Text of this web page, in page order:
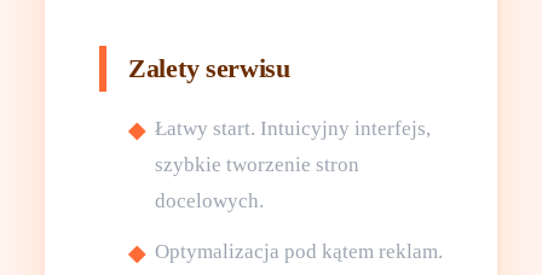
Zalety serwisu
Łatwy start. Intuicyjny interfejs,
szybkie tworzenie stron
docelowych.
Optymalizacja pod kątem reklam.